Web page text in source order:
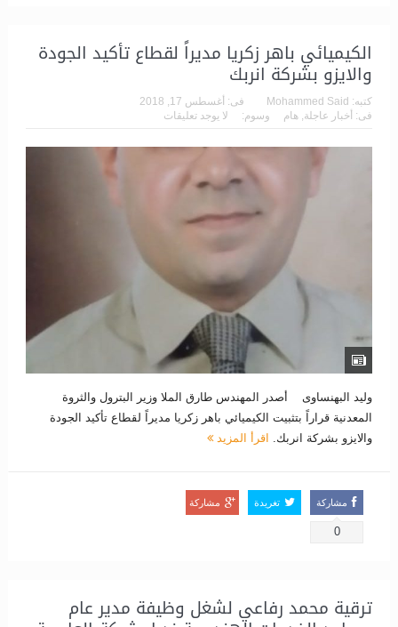
الكيميائي باهر زكريا مديراً لقطاع تأكيد الجودة
والايزو بشركة انربك
كتبه: Mohammed Said فى: أغسطس 17, 2018
فى: أخبار عاجلة هام وسوم: لا يوجد تعليقات
وليد البهنساوى أصدر المهندس طارق الملا وزير البترول والثروة
المعدنية قراراً بتثبيت الكيميائي باهر زكريا مديراً لقطاع تأكيد الجودة
والايزو بشركة انربك. اقرأ المزيد
مشاركة
0
تغريدة مشاركة
ترقية محمد رفاعي لشغل وظيفة مدير عام